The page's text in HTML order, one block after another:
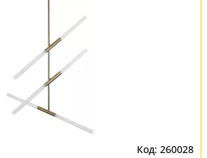
260028